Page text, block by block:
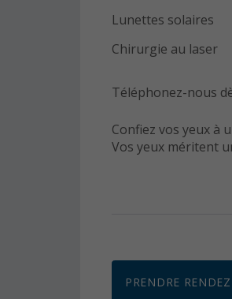
Lunettes solaires
Chirurgie au laser
Téléphonez-nous
Confiez vos yeux à
Vos yeux méritent
PRENDRE